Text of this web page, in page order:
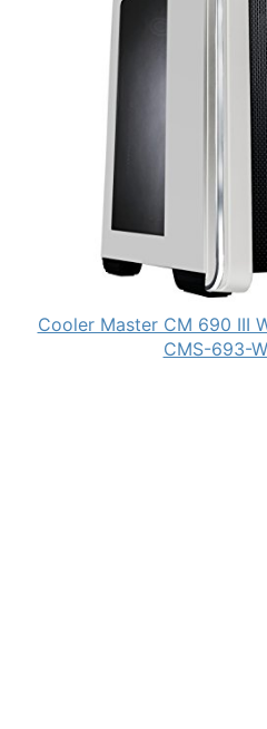
Cooler Master CM 690 III
CMS-693-